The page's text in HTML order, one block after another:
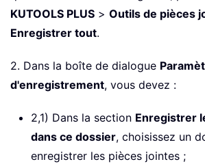
KUTOOLS PLUS > Outils de pièces
Enregistrer tout.
2. Dans la boîte de dialogue
d'enregistrement, vous devez :
2,1) Dans la section Enregistrer
dans ce dossier, choisissez un
enregistrer les pièces jointes ;